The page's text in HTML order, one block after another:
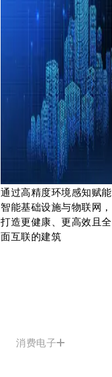
通过高精度环境感知赋能
智能基础设施与物联网，
打造更健康、更高效且全
面互联的建筑
消费电子